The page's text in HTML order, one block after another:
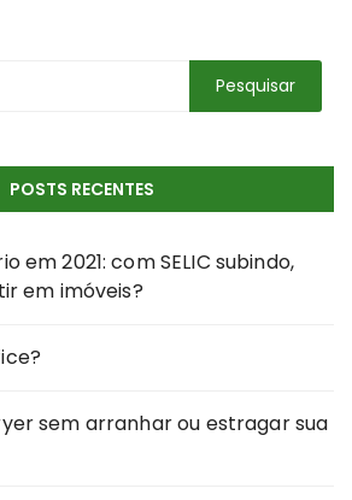
POSTS RECENTES
em 2021: com SELIC subindo,
em imóveis?
sem arranhar ou estragar sua